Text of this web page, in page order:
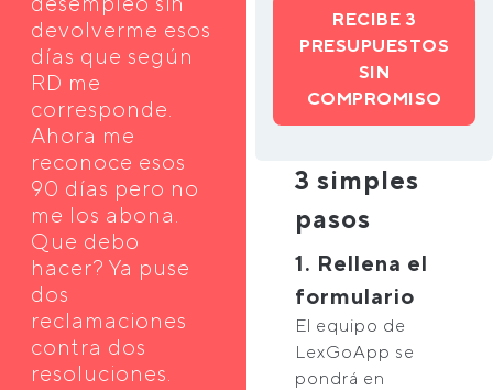
devolverme esos
días que según
RD me
corresponde.
Ahora me
reconoce esos
90 días pero no
me los abona.
Que debo
hacer? Ya puse
dos
reclamaciones
contra dos
resoluciones.
RECIBE 3
PRESUPUESTOS
SIN
COMPROMISO
3 simples
pasos
1. Rellena el
formulario
El equipo de
LexGoApp se
pondrá en